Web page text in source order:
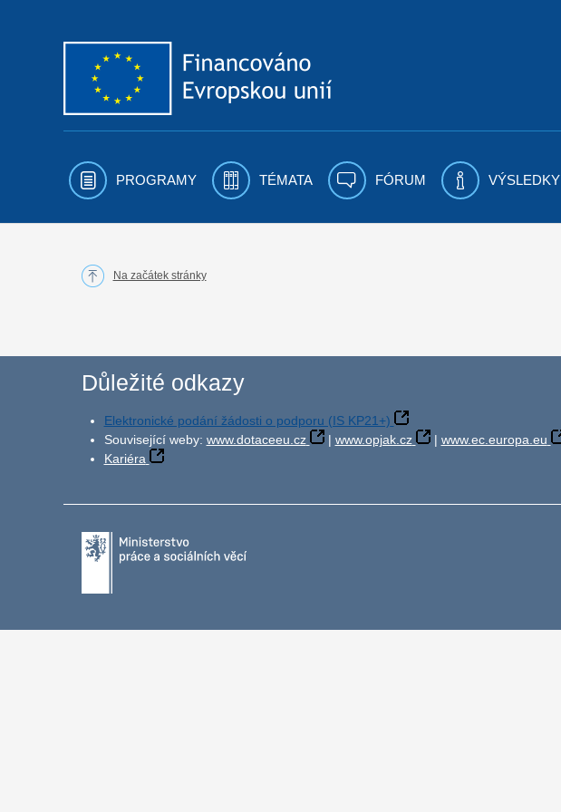
PROGRAMY TÉMATA FÓRUM VÝSLEDKY
Na začátek stránky
Důležité odkazy
Elektronické podání žádosti o podporu (IS KP21+)
Související weby: www.dotaceeu.cz | www.opjak.cz | www.ec.europa.eu
Kariéra